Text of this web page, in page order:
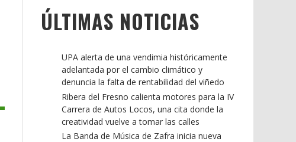
ÚLTIMAS NOTICIAS
UPA alerta de una vendimia históricamente
adelantada por el cambio climático y
denuncia la falta de rentabilidad del viñedo
Ribera del Fresno calienta motores para la IV
Carrera de Autos Locos, una cita donde la
creatividad vuelve a tomar las calles
La Banda de Música de Zafra inicia nueva